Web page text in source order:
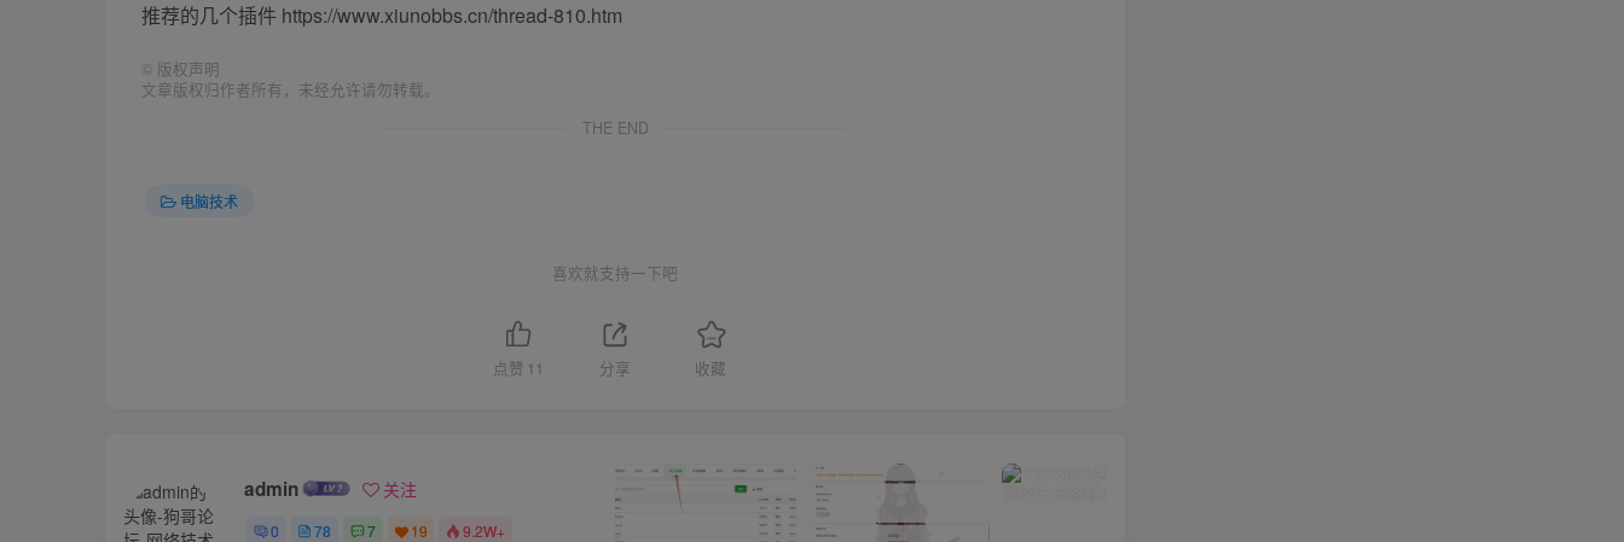
推荐的几个插件 https://www.xiunobbs.cn/thread-810.htm
© 版权声明
文章版权归作者所有，未经允许请勿转载。
THE END
电脑技术
喜欢就支持一下吧
点赞 11 分享 收藏
admin 关注
0 78 7 19 9.2W+